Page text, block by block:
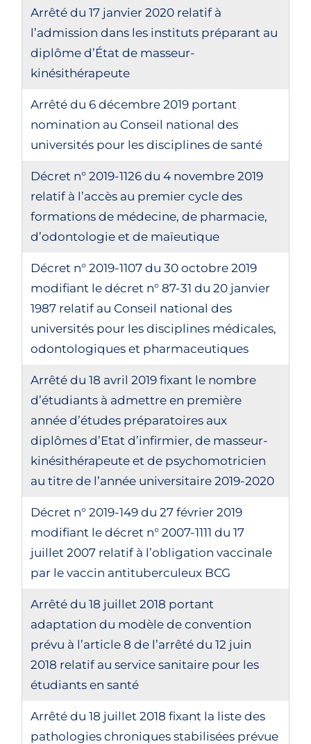
Arrêté du 17 janvier 2020 relatif à
l’admission dans les instituts préparant au
diplôme d’État de masseur-
kinésithérapeute
Arrêté du 6 décembre 2019 portant
nomination au Conseil national des
universités pour les disciplines de santé
Décret n° 2019-1126 du 4 novembre 2019
relatif à l’accès au premier cycle des
formations de médecine, de pharmacie,
d’odontologie et de maïeutique
Décret n° 2019-1107 du 30 octobre 2019
modifiant le décret n° 87-31 du 20 janvier
1987 relatif au Conseil national des
universités pour les disciplines médicales,
odontologiques et pharmaceutiques
Arrêté du 18 avril 2019 fixant le nombre
d’étudiants à admettre en première
année d’études préparatoires aux
diplômes d’Etat d’infirmier, de masseur-
kinésithérapeute et de psychomotricien
au titre de l’année universitaire 2019-2020
Décret n° 2019-149 du 27 février 2019
modifiant le décret n° 2007-1111 du 17
juillet 2007 relatif à l’obligation vaccinale
par le vaccin antituberculeux BCG
Arrêté du 18 juillet 2018 portant
adaptation du modèle de convention
prévu à l’article 8 de l’arrêté du 12 juin
2018 relatif au service sanitaire pour les
étudiants en santé
Arrêté du 18 juillet 2018 fixant la liste des
pathologies chroniques stabilisées prévue